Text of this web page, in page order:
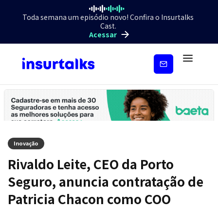
Toda semana um episódio novo! Confira o Insurtalks
Cast.
Acessar
Inscreva-
Inovação
Rivaldo Leite, CEO da Porto
Seguro, anuncia contratação de
Patricia Chacon como COO